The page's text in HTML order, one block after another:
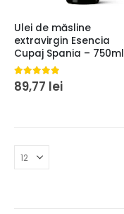
Ulei de măsline
extravirgin Esencia
Cupaj Spania – 750ml
5.00din 5
89,77 lei